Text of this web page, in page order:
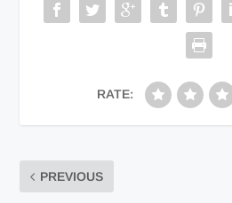
RATE:
PREVIOUS